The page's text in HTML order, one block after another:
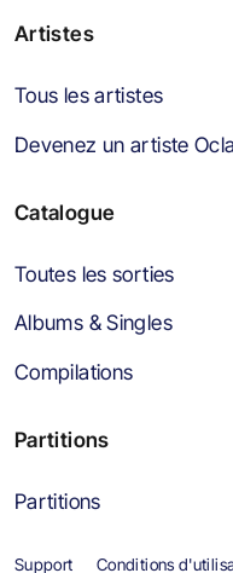
Artistes
Tous les artistes
Devenez un artiste
Catalogue
Toutes les sorties
Albums & Singles
Compilations
Partitions
Partitions
Support Conditions